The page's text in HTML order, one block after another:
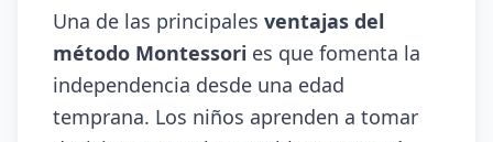
Una de las principales ventajas del
método Montessori es que fomenta la
independencia desde una edad
temprana. Los niños aprenden a tomar